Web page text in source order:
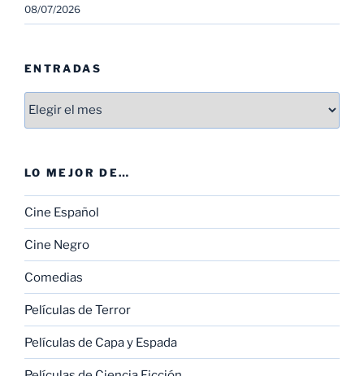
08/07/2026
ENTRADAS
Entradas
LO MEJOR DE…
Cine Español
Cine Negro
Comedias
Películas de Terror
Películas de Capa y Espada